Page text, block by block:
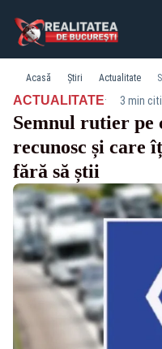
Acasă Știri Actualitate
ACTUALITATE· 3 min
Semnul rutier pe
recunosc și care
fără să știi